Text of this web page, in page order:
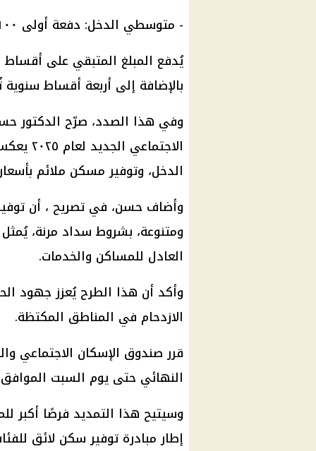
- متوسطي الدخل: دفعة أولى ١٠٠ ألف جنيه.
يُدفع المبلغ المتبقي على
بالإضافة إلى أربعة أقساط سنوية
وفي هذا الصدد، صرّح الدكتور
الدخل، وتوفير مسكن ملائم
ومتنوعة، بشروط سداد مرنة،
العادل للمساكن والخدمات.
وأكد أن هذا الطرح يُعزز جهود
الازدحام في المناطق المكتظة.
قررصندوق الإسكان الاجتماعي
النهائي حتى يوم السبت الموافق
وسيتيح هذا التمديد فرصًا أكبر
إطار مبادرة توفير سكن لائق